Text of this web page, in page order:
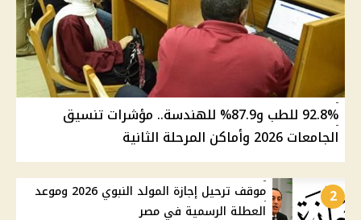
92.8% للطب و87.9% للهندسة.. مؤشرات تنسيق
الجامعات 2026 وأماكن المرحلة الثانية
2
موقف ترحيل إجازة المولد النبوي 2026 وموعد
العطلة الرسمية في مصر